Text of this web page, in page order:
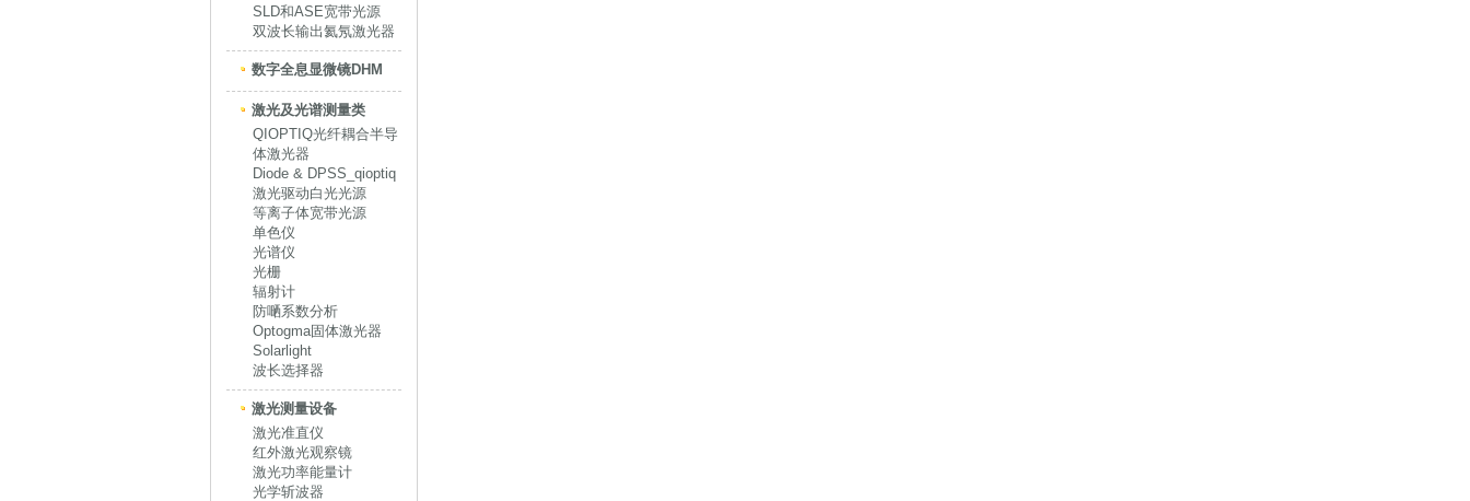
SLD和ASE宽带光源
双波长输出氦氖激光器
数字全息显微镜DHM
激光及光谱测量类
QIOPTIQ光纤耦合半导
体激光器
Diode & DPSS_qioptiq
激光驱动白光光源
等离子体宽带光源
单色仪
光谱仪
光栅
辐射计
防嗮系数分析
Optogma固体激光器
Solarlight
波长选择器
激光测量设备
激光准直仪
红外激光观察镜
激光功率能量计
光学斩波器